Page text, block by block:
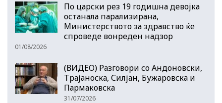
По царски рез 19 годишна девојка
останала парализирана,
Министерството за здравство ќе
спроведе вонреден надзор
01/08/2026
(ВИДЕО) Разговори со Андоновски,
Трајаноска, Силјан, Бужаровска и
Пармаковска
31/07/2026